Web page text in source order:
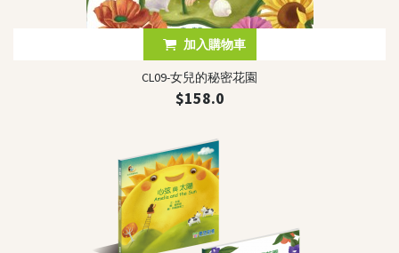
加入購物車
CL09-女兒的秘密花園
$158.0